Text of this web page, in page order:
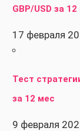
GBP/USD за
17 февраля
Тест
за 12 мес
9 февраля